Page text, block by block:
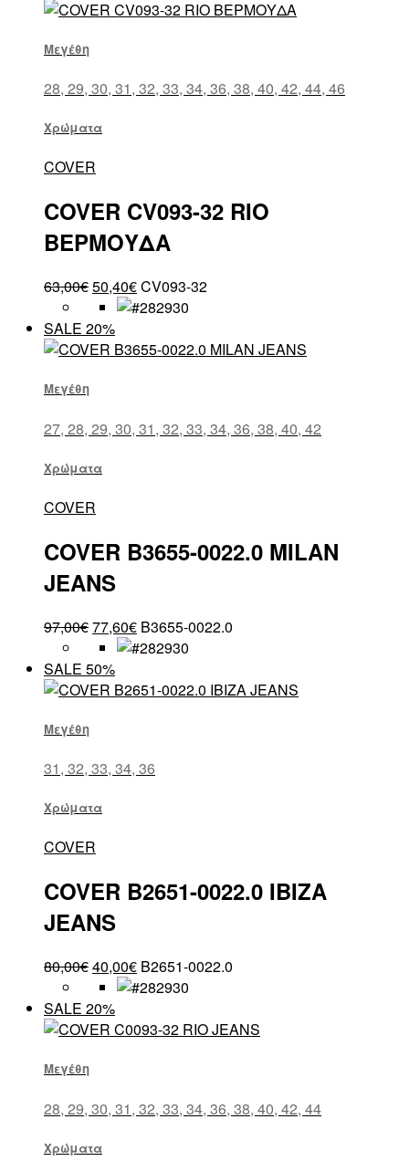
Μεγέθη
28, 29, 30, 31, 32, 33, 34, 36, 38, 40, 42, 44, 46
Χρώματα
COVER
COVER CV093-32 RIO
ΒΕΡΜΟΥΔΑ
63,00€50,40€CV093-32
SALE 20%
Μεγέθη
27, 28, 29, 30, 31, 32, 33, 34, 36, 38, 40, 42
Χρώματα
COVER
COVER B3655-0022.0 MILAN
JEANS
97,00€77,60€ B3655-0022.0
SALE 50%
Μεγέθη
31, 32, 33, 34, 36
Χρώματα
COVER
COVER B2651-0022.0 IBIZA
JEANS
80,00€40,00€ B2651-0022.0
SALE 20%
Μεγέθη
28, 29, 30, 31, 32, 33, 34, 36, 38, 40, 42, 44
Χρώματα